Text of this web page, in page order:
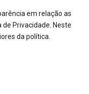
em relação as
Privacidade. Neste
da política.